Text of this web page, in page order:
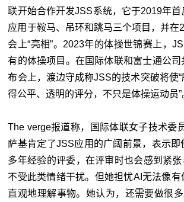
联开始合作开发JSS系统，它于2019年首
应用于鞍马、吊环和跳马三个项目，并在
会上“亮相”。2023年的体操世锦赛上，
有的体操项目。在国际体联和富士通公
布会上，渡边守成称JSS的技术突破将使
得公平、透明的评分，不只是体操运动员”
The verge报道称，国际体联女子技术委
萨基肯定了JSS应用的广阔前景，表示即
多年经验的评委，在评审时也会感到紧
不受此类情绪干扰。但她担忧AI无法像
直观地理解事物。她认为，还需要做很多